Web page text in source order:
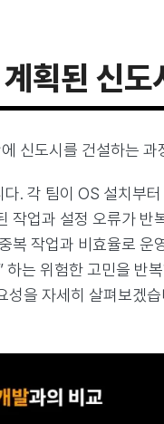
획된 신도
신도시를 건설하는 과
. 각 팀이 OS 설치부
작업과 설정 오류가
복 작업과 비효율로
는 위험한 고민을 반
성을 자세히 살펴보겠